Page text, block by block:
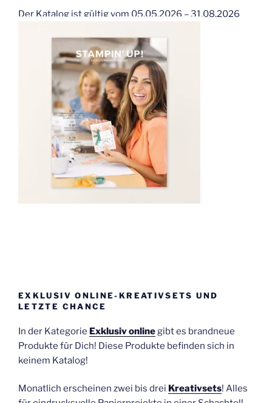
Der Katalog ist gültig vom 05.05.2026 – 31.08.2026
EXKLUSIV ONLINE-KREATIVSETS UND
LETZTE CHANCE
In der Kategorie Exklusiv onlinegibt es brandneue
Produkte für Dich! Diese Produkte befinden sich in
keinem Katalog!
Monatlich erscheinen zwei bis drei Kreativsets! Alles